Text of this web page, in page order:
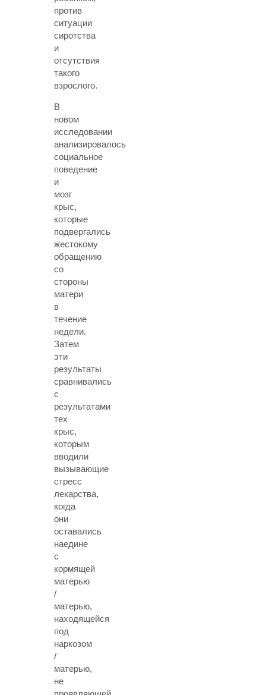
против
ситуации
сиротства
и
отсутствия
такого
взрослого.
В
новом
исследовании
анализировалось
социальное
поведение
и
мозг
крыс,
которые
подвергались
жестокому
обращению
со
стороны
матери
в
течение
недели.
Затем
эти
результаты
сравнивались
с
результатами
тех
крыс,
которым
вводили
вызывающие
стресс
лекарства,
когда
они
оставались
наедине
с
кормящей
матерью
/
матерью,
находящейся
под
наркозом
/
матерью,
не